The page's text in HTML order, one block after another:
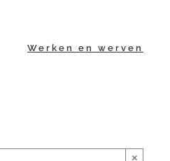
Werken en werven
×